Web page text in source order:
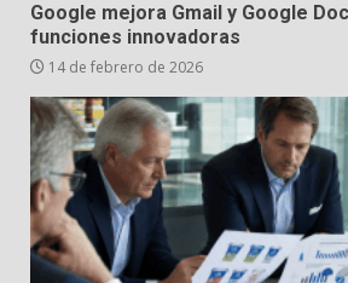
Google mejora Gmail y Google
funciones innovadoras
14 de febrero de 2026